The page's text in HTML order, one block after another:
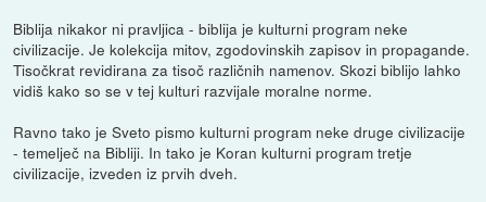
Biblija nikakor ni pravljica - biblija je kulturni program neke
civilizacije. Je kolekcija mitov, zgodovinskih zapisov in propagande.
Tisočkrat revidirana za tisoč različnih namenov. Skozi biblijo lahko
vidiš kako so se v tej kulturi razvijale moralne norme.
Ravno tako je Sveto pismo kulturni program neke druge civilizacije
- temelječ na Bibliji. In tako je Koran kulturni program tretje
civilizacije, izveden iz prvih dveh.